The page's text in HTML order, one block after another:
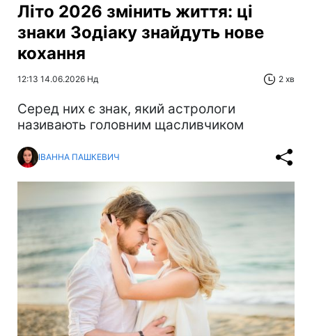
Літо 2026 змінить життя: ці
знаки Зодіаку знайдуть нове
кохання
12:13 14.06.2026 Нд 2 хв
Серед них є знак, який астрологи
називають головним щасливчиком
ІВАННА ПАШКЕВИЧ